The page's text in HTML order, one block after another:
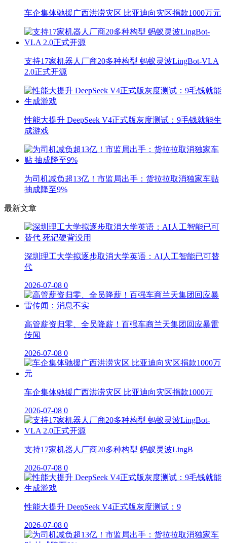
车企集体驰援广西洪涝灾区 比亚迪向灾区捐款1000万元
支持17家机器人厂商20多种构型 蚂蚁灵波LingBot-VLA
2.0正式开源
性能大提升 DeepSeek V4正式版灰度测试：9毛钱就能生
成游戏
为司机减负超13亿！市监局出手：货拉拉取消独家车贴
抽成降至9%
最新文章
深圳理工大学拟逐步取消大学英语：AI人工智能已可替
代
2026-07-08 0
高管薪资归零、全员降薪！百强车商兰天集团回应暴雷
传闻
2026-07-08 0
车企集体驰援广西洪涝灾区 比亚迪向灾区捐款1000万
2026-07-08 0
支持17家机器人厂商20多种构型 蚂蚁灵波LingB
2026-07-08 0
性能大提升 DeepSeek V4正式版灰度测试：9
2026-07-08 0